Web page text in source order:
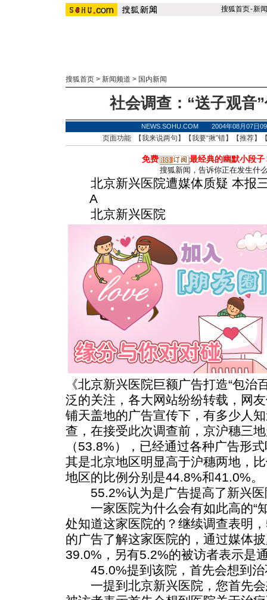
搜狐首页-新闻
搜狐首页 > 新闻频道 > 国内新闻
社会调查：“送子观音
NEWS.SOHU.COM 2004年08月07日
页面功能 【我来说两句 】【我要“揪”错】【推荐】
免费 最经典的幽默小段子
搜狐新闻，告诉你正在发生什
北京新兴医院遭媒体质疑 本报三
A
北京新兴医院
《北京新兴医院巨额广告打造“包治
泛的关注，各大网站纷纷转载，网
铺天盖地的广告宣传下，有多少人
查，在接受此次调查前，京沪穗三
（53.8%），已经通过各种广告形
其是北京地区明显高于沪穗两地，
地区的比例分别是44.8%和41.0%。
55.2%认为是广告提高了新兴医
一家医院为什么会有如此高的“
处知道这家医院的？继续调查表明
的广告了解这家医院的，通过媒体
39.0%，另有5.2%的被访者表示是
45.0%提到该院，首先会想到治
一提到北京新兴医院，您首先会